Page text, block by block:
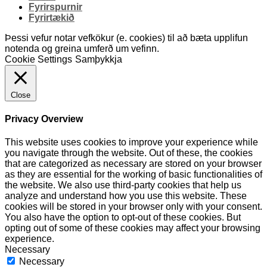
Fyrirspurnir
Fyrirtækið
Þessi vefur notar vefkökur (e. cookies) til að bæta upplifun
notenda og greina umferð um vefinn.
Cookie Settings Samþykkja
Close
Privacy Overview
This website uses cookies to improve your experience while
you navigate through the website. Out of these, the cookies
that are categorized as necessary are stored on your browser
as they are essential for the working of basic functionalities of
the website. We also use third-party cookies that help us
analyze and understand how you use this website. These
cookies will be stored in your browser only with your consent.
You also have the option to opt-out of these cookies. But
opting out of some of these cookies may affect your browsing
experience.
Necessary
Necessary